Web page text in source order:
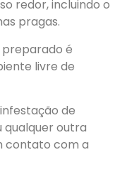
redor, incluindo o
pragas.
é
livre de
de
qualquer outra
contato com a